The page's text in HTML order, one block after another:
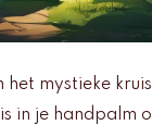
het mystieke
in je handpalm